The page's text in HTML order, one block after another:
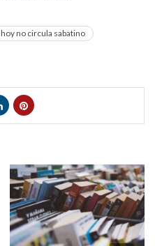
hoy no circula sabatino